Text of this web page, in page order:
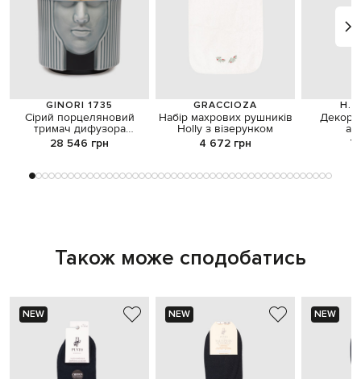
GINORI 1735
Сірий порцеляновий
тримач дифузора
L'Amazzone
28 546 грн
GRACCIOZA
Набір махрових рушників
Holly з візерунком
4 672 грн
Також може сподобатись
NEW NEW NEW